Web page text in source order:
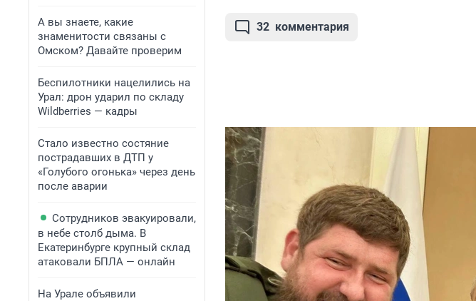
А вы знаете, какие
знаменитости связаны с
Омском? Давайте проверим
Беспилотники нацелились на
Урал: дрон ударил по складу
Wildberries — кадры
Стало известно состяние
пострадавших в ДТП у
«Голубого огонька» через день
после аварии
Сотрудников эвакуировали,
в небе столб дыма. В
Екатеринбурге крупный склад
атаковали БПЛА — онлайн
На Урале объявили
32 комментария